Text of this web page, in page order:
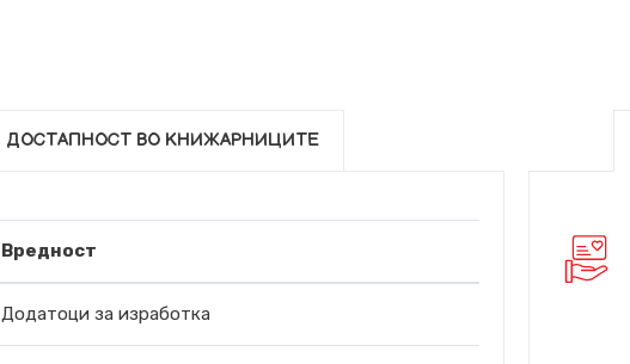
ДОСТАПНОСТ ВО КНИЖАРНИЦИТЕ
Вредност
Додатоци за изработка